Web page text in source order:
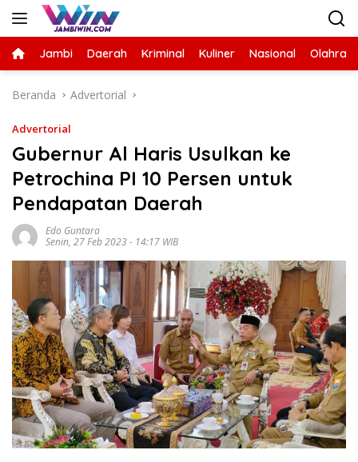
Langsung
Jambi Daerah Kriminal Kuliner Nasional
Beranda Advertorial
Advertorial
Gubernur Al Haris Usulkan ke
Petrochina PI 10 Persen untuk
Pendapatan Daerah
Edo Guntara
Senin, 27 Feb 2023 - 14:17 WIB